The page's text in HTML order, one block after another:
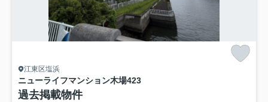
江東区塩浜
ニューライフマンション木場423
過去掲載物件